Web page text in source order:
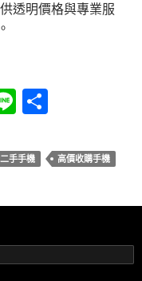
透明價格與專業服
的專業服務與透明價格
Li
e
手手機 高價收購手機